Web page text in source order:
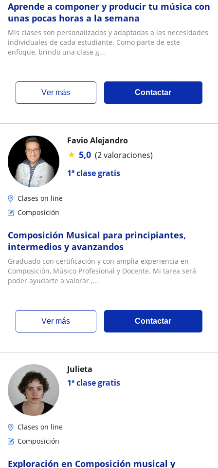
Aprende a componer y producir tu música con
unas pocas horas a la semana
Mis clases son personalizadas y adaptadas a las necesidades
individuales de cada estudiante. Como parte de este
enfoque, brindo una clase g...
ver más Contactar
1ª clase gratis
Favio Alejandro
★ 5,0 (2 valoraciones)
Clases on line
Composición
Composición Musical para principiantes,
intermedios y avanzandos
Graduado con certificación y con amplia experiencia en
Composición, Músico Profesional y Docente. Mi tarea será
poder ayudarte a valorar ,...
ver más Contactar
1ª clase gratis
Julieta
Clases on line
Composición
Exploración en Composición musical y